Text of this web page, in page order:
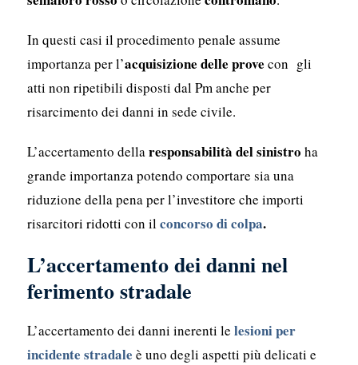
In questi casi il procedimento penale assume
importanza per l’acquisizione delle prove con gli
atti non ripetibili disposti dal Pm anche per
risarcimento dei danni in sede civile.
L’accertamento dellaresponsabilità del sinistro ha
grande importanza potendo comportare sia una
riduzione della pena per l’investitore che importi
risarcitori ridotti con ilconcorso di colpa.
L’accertamento dei danni nel
ferimento stradale
L’accertamento dei danni inerenti le lesioni per
incidente stradale è uno degli aspetti più delicati e